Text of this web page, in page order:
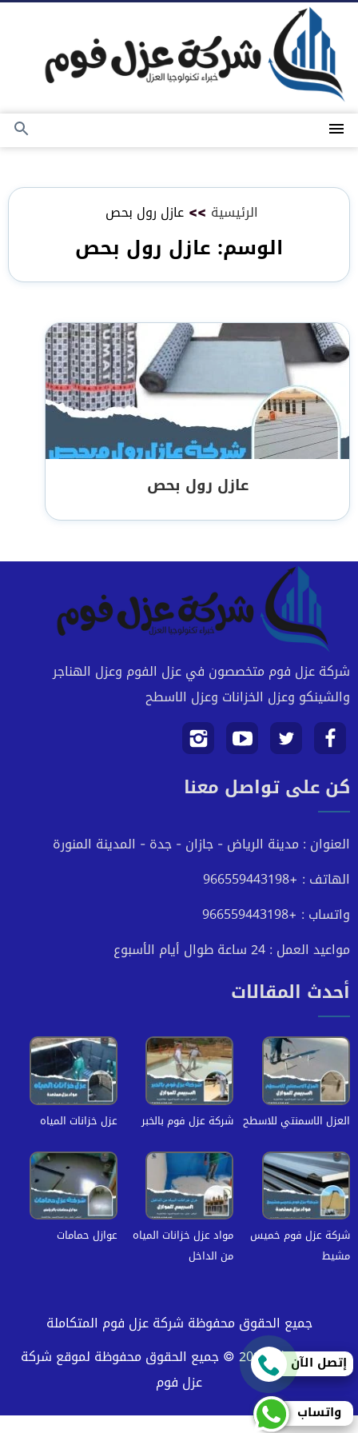
المحتوى
القائمة
بحث
الرئيسية >> عازل رول بحص
الوسم: عازل رول بحص
عازل رول بحص
شركة عزل فوم متخصصون في عزل الفوم وعزل الهناجر
والشينكو وعزل الخزانات وعزل الاسطح
تابعنا
على
تابعنا
على
تابعنا
على
تابعنا
علىكن على تواصل معنا
العنوان : مدينة الرياض - جازان - جدة - المدينة المنورة
الهاتف : +966559443198
واتساب : +966559443198
مواعيد العمل : 24 ساعة طوال أيام الأسبوع
أحدث المقالات
العزل الاسمنتي للاسطح شركة عزل فوم بالخبر عزل خزانات المياه
شركة عزل فوم خميس
مشيط
مواد عزل خزانات المياه
من الداخل
عوازل حمامات
جميع الحقوق محفوظة شركة عزل فوم المتكاملة
حقوق النشر 2026 © جميع الحقوق محفوظة لموقع شركة
عزل فوم
إتصل الآن
واتساب